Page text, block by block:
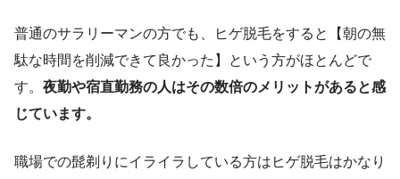
普通のサラリーマンの方でも、ヒゲ脱毛をすると【朝の無
駄な時間を削減できて良かった】という方がほとんどで
す。 夜勤や宿直勤務の人はその数倍のメリットがあると感
じています。
職場での髭剃りにイライラしている方はヒゲ脱毛はかなり